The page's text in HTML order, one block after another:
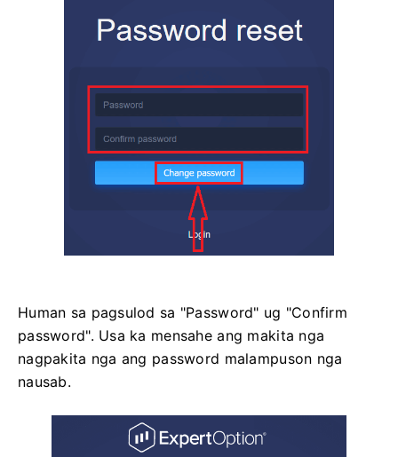
Human sa pagsulod sa "Password" ug "Confirm
password". Usa ka mensahe ang makita nga
nagpakita nga ang password malampuson nga
nausab.